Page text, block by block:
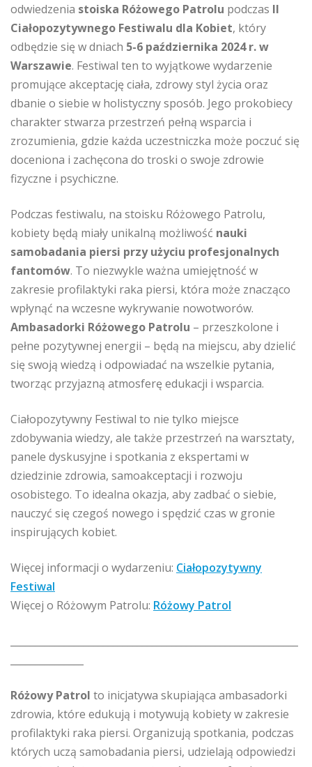
odwiedzenia stoiska Różowego Patrolu podczas II
Ciałopozytywnego Festiwalu dla Kobiet, który
odbędzie się w dniach 5-6 października 2024 r. w
Warszawie. Festiwal ten to wyjątkowe wydarzenie
promujące akceptację ciała, zdrowy styl życia oraz
dbanie o siebie w holistyczny sposób. Jego prokobiecy
charakter stwarza przestrzeń pełną wsparcia i
zrozumienia, gdzie każda uczestniczka może poczuć się
doceniona i zachęcona do troski o swoje zdrowie
fizyczne i psychiczne.
Podczas festiwalu, na stoisku Różowego Patrolu,
kobiety będą miały unikalną możliwość nauki
samobadania piersi przy użyciu profesjonalnych
fantomów. To niezwykle ważna umiejętność w
zakresie profilaktyki raka piersi, która może znacząco
wpłynąć na wczesne wykrywanie nowotworów.
Ambasadorki Różowego Patrolu – przeszkolone i
pełne pozytywnej energii – będą na miejscu, aby dzielić
się swoją wiedzą i odpowiadać na wszelkie pytania,
tworząc przyjazną atmosferę edukacji i wsparcia.
Ciałopozytywny Festiwal to nie tylko miejsce
zdobywania wiedzy, ale także przestrzeń na warsztaty,
panele dyskusyjne i spotkania z ekspertami w
dziedzinie zdrowia, samoakceptacji i rozwoju
osobistego. To idealna okazja, aby zadbać o siebie,
nauczyć się czegoś nowego i spędzić czas w gronie
inspirujących kobiet.
Więcej informacji o wydarzeniu: Ciałopozytywny
Festiwal
Więcej o Różowym Patrolu: Różowy Patrol
Różowy Patrol to inicjatywa skupiająca ambasadorki
zdrowia, które edukują i motywują kobiety w zakresie
profilaktyki raka piersi. Organizują spotkania, podczas
których uczą samobadania piersi, udzielają odpowiedzi